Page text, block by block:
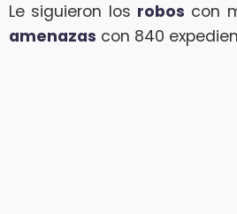
Le siguieron los robos con
amenazas con 840